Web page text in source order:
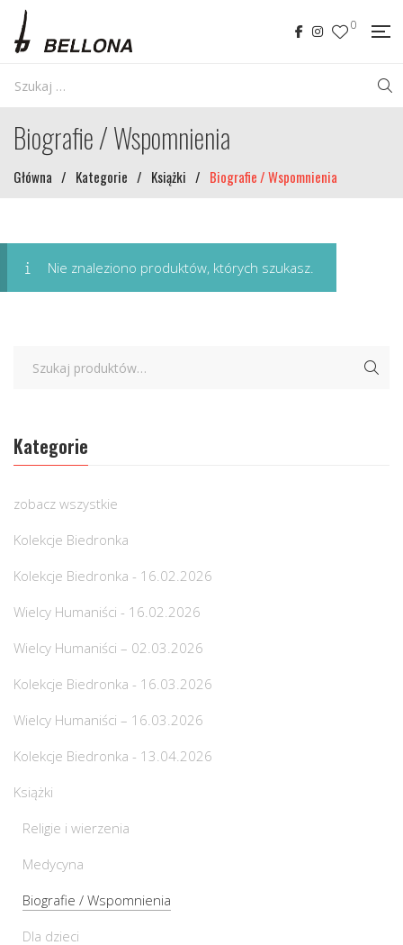
0
Biografie / Wspomnienia
Główna / Kategorie / Książki / Biografie / Wspomnienia
Nie znaleziono produktów, których szukasz.
Kategorie
zobacz wszystkie
Kolekcje Biedronka
Kolekcje Biedronka - 16.02.2026
Wielcy Humaniści - 16.02.2026
Wielcy Humaniści – 02.03.2026
Kolekcje Biedronka - 16.03.2026
Wielcy Humaniści – 16.03.2026
Kolekcje Biedronka - 13.04.2026
Książki
Religie i wierzenia
Medycyna
Biografie / Wspomnienia
Dla dzieci